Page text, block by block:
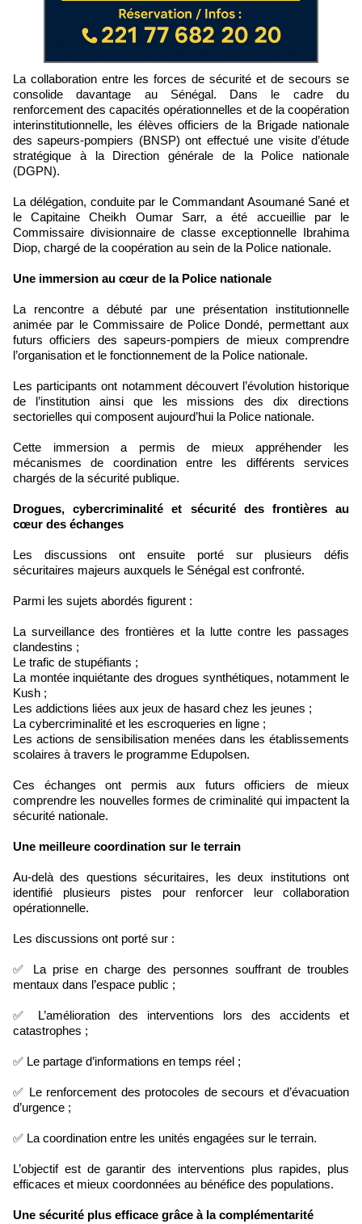
La collaboration entre les forces de sécurité et de secours se
consolide davantage au Sénégal. Dans le cadre du
renforcement des capacités opérationnelles et de la coopération
interinstitutionnelle, les élèves officiers de la Brigade nationale
des sapeurs-pompiers (BNSP) ont effectué une visite d’étude
stratégique à la Direction générale de la Police nationale
(DGPN).
La délégation, conduite par le Commandant Asoumané Sané et
le Capitaine Cheikh Oumar Sarr, a été accueillie par le
Commissaire divisionnaire de classe exceptionnelle Ibrahima
Diop, chargé de la coopération au sein de la Police nationale.
Une immersion au cœur de la Police nationale
La rencontre a débuté par une présentation institutionnelle
animée par le Commissaire de Police Dondé, permettant aux
futurs officiers des sapeurs-pompiers de mieux comprendre
l’organisation et le fonctionnement de la Police nationale.
Les participants ont notamment découvert l’évolution historique
de l’institution ainsi que les missions des dix directions
sectorielles qui composent aujourd’hui la Police nationale.
Cette immersion a permis de mieux appréhender les
mécanismes de coordination entre les différents services
chargés de la sécurité publique.
Drogues, cybercriminalité et sécurité des frontières au
cœur des échanges
Les discussions ont ensuite porté sur plusieurs défis
sécuritaires majeurs auxquels le Sénégal est confronté.
Parmi les sujets abordés figurent :
La surveillance des frontières et la lutte contre les passages
clandestins ;
Le trafic de stupéfiants ;
La montée inquiétante des drogues synthétiques, notamment le
Kush ;
Les addictions liées aux jeux de hasard chez les jeunes ;
La cybercriminalité et les escroqueries en ligne ;
Les actions de sensibilisation menées dans les établissements
scolaires à travers le programme Edupolsen.
Ces échanges ont permis aux futurs officiers de mieux
comprendre les nouvelles formes de criminalité qui impactent la
sécurité nationale.
Une meilleure coordination sur le terrain
Au-delà des questions sécuritaires, les deux institutions ont
identifié plusieurs pistes pour renforcer leur collaboration
opérationnelle.
Les discussions ont porté sur :
✅ La prise en charge des personnes souffrant de troubles
mentaux dans l’espace public ;
✅ L’amélioration des interventions lors des accidents et
catastrophes ;
✅ Le partage d’informations en temps réel ;
✅ Le renforcement des protocoles de secours et d’évacuation
d’urgence ;
✅ La coordination entre les unités engagées sur le terrain.
L’objectif est de garantir des interventions plus rapides, plus
efficaces et mieux coordonnées au bénéfice des populations.
Une sécurité plus efficace grâce à la complémentarité